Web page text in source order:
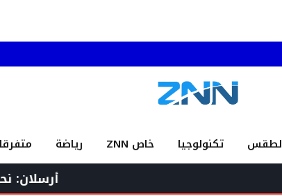
تكنولوجيا خاص ZNN رياضة
أرسلان: نحذّر من